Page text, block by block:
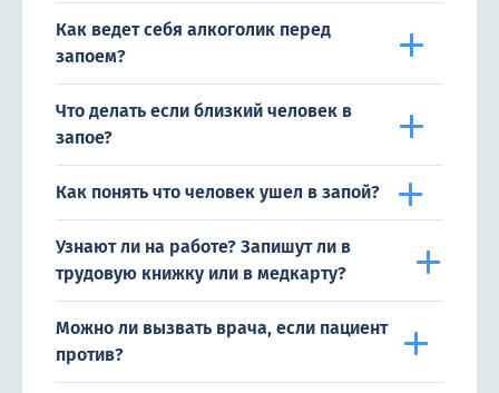
Как ведет себя алкоголик перед
запоем?
Что делать если близкий человек в
запое?
Как понять что человек ушел в запой?
Узнают ли на работе? Запишут ли в
трудовую книжку или в медкарту?
Можно ли вызвать врача, если пациент
против?